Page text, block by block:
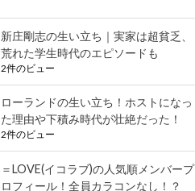
新庄剛志の生い立ち｜実家は超貧乏、
荒れた学生時代のエピソードも
2件のビュー
ローランドの生い立ち！ホストになっ
た理由や下積み時代が壮絶だった！
2件のビュー
＝LOVE(イコラブ)の人気順メンバープ
ロフィール！全員カラコンなし！？